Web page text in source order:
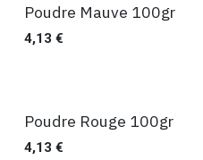
Ventes
Poudre Mauve 100gr
4,13 €
Ventes
Poudre Rouge 100gr
4,13 €